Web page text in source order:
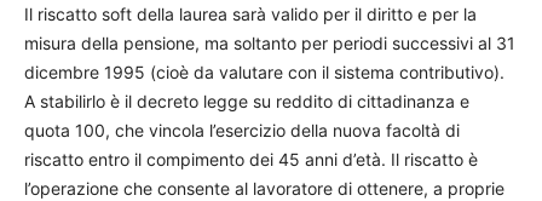
Il riscatto soft della laurea sarà valido per il diritto e per la
misura della pensione, ma soltanto per periodi successivi al 31
dicembre 1995 (cioè da valutare con il sistema contributivo).
A stabilirlo è il decreto legge su reddito di cittadinanza e
quota 100, che vincola l’esercizio della nuova facoltà di
riscatto entro il compimento dei 45 anni d’età. Il riscatto è
l’operazione che consente al lavoratore di ottenere, a proprie